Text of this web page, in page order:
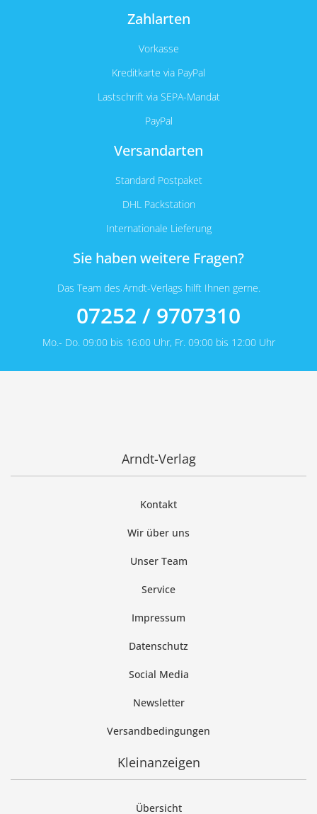
Zahlarten
Vorkasse
Kreditkarte via PayPal
Lastschrift via SEPA-Mandat
PayPal
Versandarten
Standard Postpaket
DHL Packstation
Internationale Lieferung
Sie haben weitere Fragen?
Das Team des Arndt-Verlags hilft Ihnen gerne.
07252 / 9707310
Mo.- Do. 09:00 bis 16:00 Uhr, Fr. 09:00 bis 12:00 Uhr
Arndt-Verlag
Kontakt
Wir über uns
Unser Team
Service
Impressum
Datenschutz
Social Media
Newsletter
Versandbedingungen
Kleinanzeigen
Übersicht